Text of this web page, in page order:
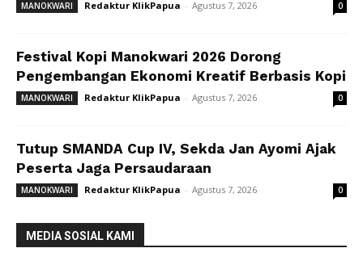
MANOKWARI Redaktur KlikPapua - Agustus 7, 2026 0
Festival Kopi Manokwari 2026 Dorong
Pengembangan Ekonomi Kreatif Berbasis Kopi
MANOKWARI Redaktur KlikPapua - Agustus 7, 2026 0
Tutup SMANDA Cup IV, Sekda Jan Ayomi Ajak
Peserta Jaga Persaudaraan
MANOKWARI Redaktur KlikPapua - Agustus 7, 2026 0
MEDIA SOSIAL KAMI